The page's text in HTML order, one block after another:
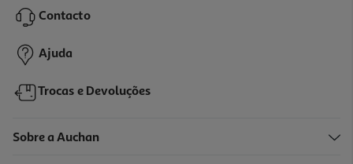
1,59 €
Contacto
Ajuda
Trocas e Devoluções
Sobre a Auchan